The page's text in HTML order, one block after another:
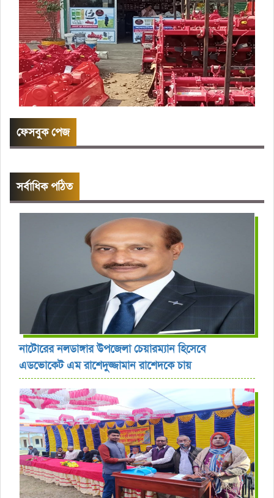
ফেসবুক পেজ
সর্বাধিক পঠিত
নাটোরের নলডাঙ্গার উপজেলা চেয়ারম্যান হিসেবে
এডভোকেট এম রাশেদুজ্জামান রাশেদকে চায়